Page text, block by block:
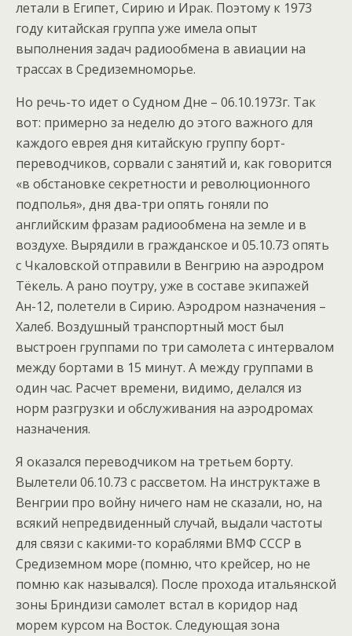
летали в Египет, Сирию и Ирак. Поэтому к 1973
году китайская группа уже имела опыт
выполнения задач радиообмена в авиации на
трассах в Средиземноморье.
Но речь-то идет о Судном Дне – 06.10.1973г. Так
вот: примерно за неделю до этого важного для
каждого еврея дня китайскую группу борт-
переводчиков, сорвали с занятий и, как говорится
«в обстановке секретности и революционного
подполья», дня два-три опять гоняли по
английским фразам радиообмена на земле и в
воздухе. Вырядили в гражданское и 05.10.73 опять
с Чкаловской отправили в Венгрию на аэродром
Тёкель. А рано поутру, уже в составе экипажей
Ан-12, полетели в Сирию. Аэродром назначения –
Халеб. Воздушный транспортный мост был
выстроен группами по три самолета с интервалом
между бортами в 15 минут. А между группами в
один час. Расчет времени, видимо, делался из
норм разгрузки и обслуживания на аэродромах
назначения.
Я оказался переводчиком на третьем борту.
Вылетели 06.10.73 с рассветом. На инструктаже в
Венгрии про войну ничего нам не сказали, но, на
всякий непредвиденный случай, выдали частоты
для связи с какими-то кораблями ВМФ СССР в
Средиземном море (помню, что крейсер, но не
помню как назывался). После прохода итальянской
зоны Бриндизи самолет встал в коридор над
морем курсом на Восток. Следующая зона